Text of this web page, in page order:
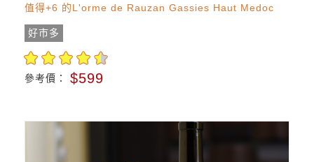
值得+6 的L'orme de Rauzan Gassies Haut Medoc
好市多
參考價： $599